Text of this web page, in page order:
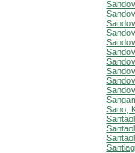
Sano,